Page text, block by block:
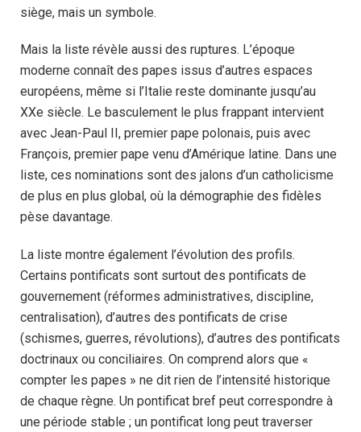
siège, mais un symbole.
Mais la liste révèle aussi des ruptures. L’époque
moderne connaît des papes issus d’autres espaces
européens, même si l’Italie reste dominante jusqu’au
XXe siècle. Le basculement le plus frappant intervient
avec Jean-Paul II, premier pape polonais, puis avec
François, premier pape venu d’Amérique latine. Dans une
liste, ces nominations sont des jalons d’un catholicisme
de plus en plus global, où la démographie des fidèles
pèse davantage.
La liste montre également l’évolution des profils.
Certains pontificats sont surtout des pontificats de
gouvernement (réformes administratives, discipline,
centralisation), d’autres des pontificats de crise
(schismes, guerres, révolutions), d’autres des pontificats
doctrinaux ou conciliaires. On comprend alors que «
compter les papes » ne dit rien de l’intensité historique
de chaque règne. Un pontificat bref peut correspondre à
une période stable ; un pontificat long peut traverser